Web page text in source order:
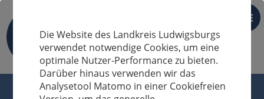
DE
Die Website des Landkreis Ludwigsburgs
verwendet notwendige Cookies, um eine
optimale Nutzer-Performance zu bieten.
Darüber hinaus verwenden wir das
Analysetool Matomo in einer Cookiefreien